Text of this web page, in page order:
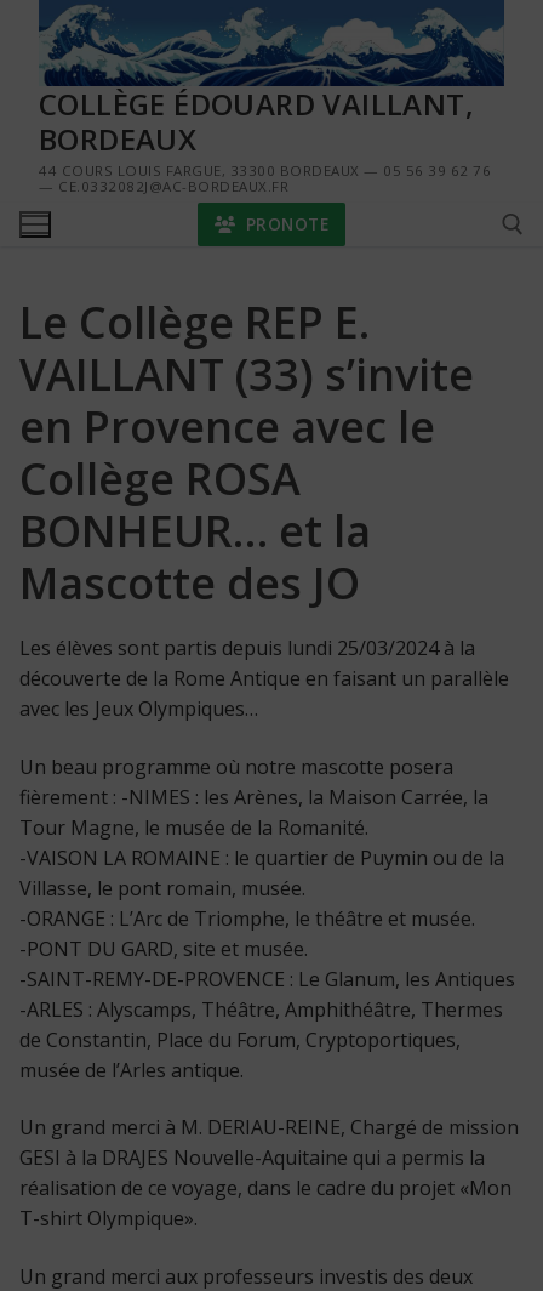
contenu
COLLÈGE ÉDOUARD VAILLANT,
BORDEAUX
44 COURS LOUIS FARGUE, 33300 BORDEAUX — 05 56 39 62 76
— CE.0332082J@AC-BORDEAUX.FR
PRONOTE
Le Collège REP E.
VAILLANT (33) s’invite
en Provence avec le
Collège ROSA
BONHEUR… et la
Mascotte des JO
Les élèves sont partis depuis lundi 25/03/2024 à la
découverte de la Rome Antique en faisant un parallèle
avec les Jeux Olympiques…
Un beau programme où notre mascotte posera
fièrement : -NIMES : les Arènes, la Maison Carrée, la
Tour Magne, le musée de la Romanité.
-VAISON LA ROMAINE : le quartier de Puymin ou de la
Villasse, le pont romain, musée.
-ORANGE : L’Arc de Triomphe, le théâtre et musée.
-PONT DU GARD, site et musée.
-SAINT-REMY-DE-PROVENCE : Le Glanum, les Antiques
-ARLES : Alyscamps, Théâtre, Amphithéâtre, Thermes
de Constantin, Place du Forum, Cryptoportiques,
musée de l’Arles antique.
Un grand merci à M. DERIAU-REINE, Chargé de mission
GESI à la DRAJES Nouvelle-Aquitaine qui a permis la
réalisation de ce voyage, dans le cadre du projet «Mon
T-shirt Olympique».
Un grand merci aux professeurs investis des deux